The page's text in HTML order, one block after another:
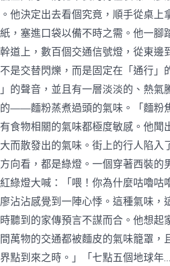
他決定出去看個究竟，順手從桌上
，塞進口袋以備不時之需。他一腳
道上，數百個交通信號燈，從東邊
是交替閃爍，而是固定在「通行」
的聲音，並且有一層淡淡的、熱氣
——麵粉蒸煮過頭的氣味。「麵粉
食物相關的氣味都極度敏感。他聞
而散發出的氣味。街上的行人陷入
向看，都是綠燈。一個穿著西裝的
綠燈大喊：「喂！你為什麼咕嚕咕
沾沾感覺到一陣心悸。這種氣味，
時聽到的家傳預言不謀而合。他想起
萬物的交通都被麵皮的氣味籠罩，
點到來之時。」「七點五個地球